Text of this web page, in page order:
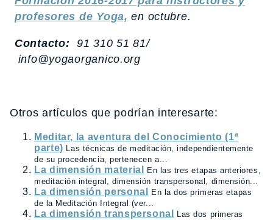
profesores de Yoga, en octubre.
Contacto: 91 310 51 81/
info@yogaorganico.org
Otros artículos que podrían interesarte:
Meditar, la aventura del Conocimiento (1ª
parte) Las técnicas de meditación, independientemente
de su procedencia, pertenecen a...
La dimensión material
En las tres etapas anteriores,
meditación integral, dimensión transpersonal, dimensión...
La dimensión personal
En la dos primeras etapas
de la Meditación Integral (ver...
La dimensión transpersonal
Las dos primeras